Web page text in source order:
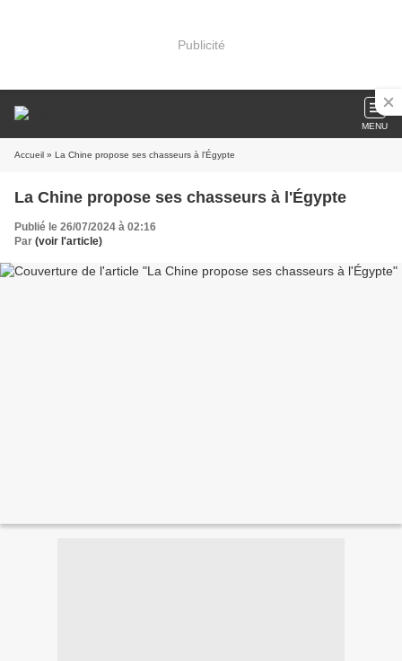
Publicité
MENU
Accueil » La Chine propose ses chasseurs à l'Égypte
La Chine propose ses chasseurs à l'Égypte
Publié le 26/07/2024 à 02:16
Par (voir l'article)